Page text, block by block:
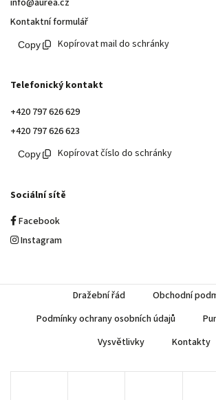
Kontaktní formulář
Kopírovat mail do schránky
Telefonický kontakt
+420 797 626 629
+420 797 626 623
Kopírovat číslo do schránky
Sociální sítě
Facebook
Instagram
Dražební řád
Obchodní
Podmínky ochrany osobních údajů
Vysvětlivky
Kontakty